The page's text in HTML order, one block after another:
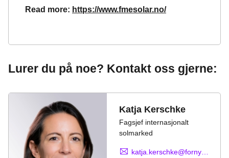
Read more: https://www.fmesolar.no/
Lurer du på noe? Kontakt oss gjerne:
Katja Kerschke
Fagsjef internasjonalt
solmarked